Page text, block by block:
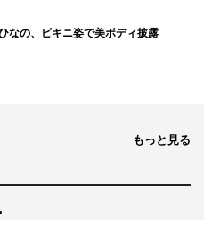
なの、ビキニ姿で美ボディ披露
もっと見る